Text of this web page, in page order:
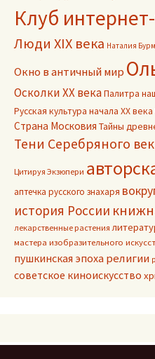
Клуб
Люди XIX века Наталия
Окно в античный мир
Осколки ХХ векаПалитра
Русская культура начала ХХ века
Страна Московия Тайны
Тени Серебряного
Цитируя Экзюпери
аптечка русского знахаря
история России
лекарственные растения
мастера изобразительного
пушкинская эпоха религии
советское киноискусство